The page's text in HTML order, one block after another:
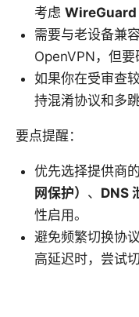
考虑 WireGuard
需要与老设备兼
OpenVPN，但要
如果你在受审查
持混淆协议和多
要点提醒：
优先选择提供商
网保护） 、 DNS
性启用。
避免频繁切换协
高延迟时，尝试